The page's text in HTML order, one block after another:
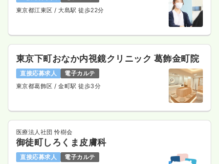
東京都江東区/ 大島駅 徒歩22分
東京下町おなか内視鏡クリニック 葛飾金町院
直接応募求人
電子カルテ
東京都葛飾区/ 金町駅 徒歩3分
医療法人社団 怜樹会
御徒町しろくま皮膚科
直接応募求人
電子カルテ